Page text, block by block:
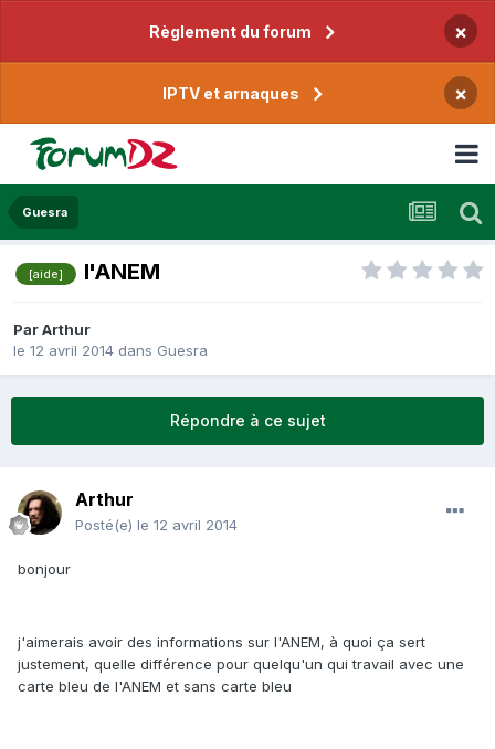
Règlement du forum ×
IPTV et arnaques ×
Guesra
[aide] l'ANEM
ParArthur
le 12 avril 2014 dans Guesra
Répondre à ce sujet
Arthur
Posté(e) le 12 avril 2014
bonjour
j'aimerais avoir des informations sur l'ANEM, à quoi ça sert
justement, quelle différence pour quelqu'un qui travail avec une
carte bleu de l'ANEM et sans carte bleu